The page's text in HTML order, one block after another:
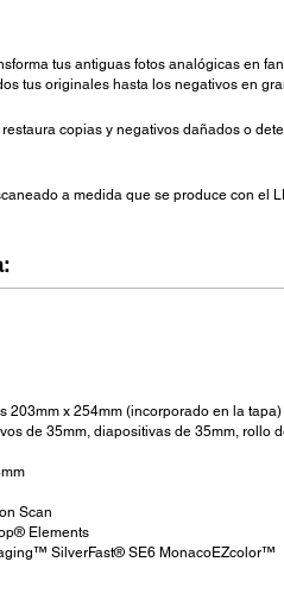
tus antiguas fotos analógicas en
tus originales hasta los negativos en
copias y negativos dañados o
a medida que se produce con el
203mm x 254mm (incorporado en la tapa)
de 35mm, diapositivas de 35mm, rollo
Scan
Elements
SilverFast® SE6 MonacoEZcolor™